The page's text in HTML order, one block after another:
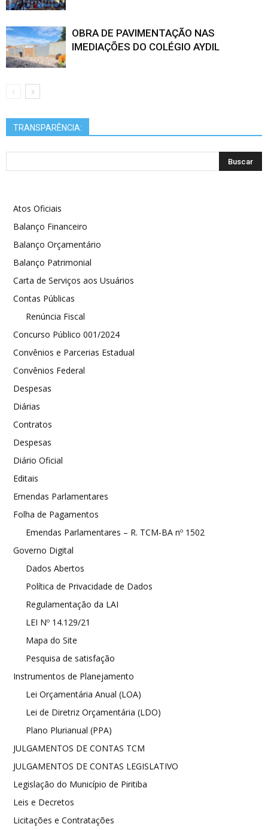
OBRA DE PAVIMENTAÇÃO NAS
IMEDIAÇÕES DO COLÉGIO AYDIL
TRANSPARÊNCIA:
Atos Oficiais
Balanço Financeiro
Balanço Orçamentário
Balanço Patrimonial
Carta de Serviços aos Usuários
Contas Públicas
Renúncia Fiscal
Concurso Público 001/2024
Convênios e Parcerias Estadual
Convênios Federal
Despesas
Diárias
Contratos
Despesas
Diário Oficial
Editais
Emendas Parlamentares
Folha de Pagamentos
Emendas Parlamentares – R. TCM-BA nº 1502
Governo Digital
Dados Abertos
Política de Privacidade de Dados
Regulamentação da LAI
LEI Nº 14.129/21
Mapa do Site
Pesquisa de satisfação
Instrumentos de Planejamento
Lei Orçamentária Anual (LOA)
Lei de Diretriz Orçamentária (LDO)
Plano Plurianual (PPA)
JULGAMENTOS DE CONTAS TCM
JULGAMENTOS DE CONTAS LEGISLATIVO
Legislação do Município de Piritiba
Leis e Decretos
Licitações e Contratações